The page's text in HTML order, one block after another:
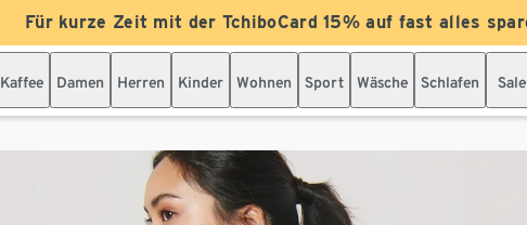
Für kurze Zeit mit der TchiboCard 15% auf fast alles
Kaffee Damen Herren Kinder Wohnen Sport Wäsche Schlafen Sale